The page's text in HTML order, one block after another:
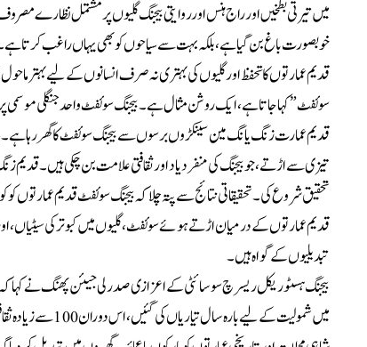
میں تیرتی بطخیں اور راج ہنس اورروایتی بیجنگ گلیوں پر مشتمل
خوبصورت باغ بن گیا ہے، بلکہ بہت سے سیاحوں کو بھی یہاں راغب کرتا
قدیم عمارتوں کا تحفظ اور گلیوں کی بہتری نہ صرف انسانوں کے لیے بہتر
سوئفٹ”کہا جاتا ہے، ایک روشن مثال ہے۔ بیجنگ سوئفٹ واحد جنگلی موسمی
قدیم عمارت زنگ یانگ مین سینکڑوں برسوں سے بیجنگ سوئفٹ کا گھر رہا
تیزی سے اڑتے، جو بیجنگ کی منفرد یاد اور ثقافتی علامت بن چکی ہیں۔
تحقیق شروع کی۔تحقیقاتی نتائج سے پتہ چلا کہ بیجنگ سوئفٹ قدیم عمارتوں
قدیم عمارتوں کے درمیان اڑتے ہوئے سوئفٹ، گلیوں میں کبوتر کی سیٹیاں،
تبدیلیوں کے گواہ ہیں۔
بیجنگ ہسٹوریکل ریسرچ سوسائٹی کے اعزازی صدر لی جیئن پھنگ نے کہا کہ
میں شمولیت کے